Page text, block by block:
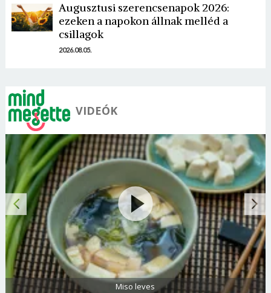
Augusztusi szerencsenapok 2026:
ezeken a napokon állnak melléd a
csillagok
2026.08.05.
VIDEÓK
Miso leves
Jelszó